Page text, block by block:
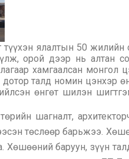
ялалтын 50
орой дээр нь алтан
хамгаалсан
талд номин цэнхэр
өнгөт шилэн
шагналт,
төслөөр барьжээ.
Хөшөөний баруун, зүүн